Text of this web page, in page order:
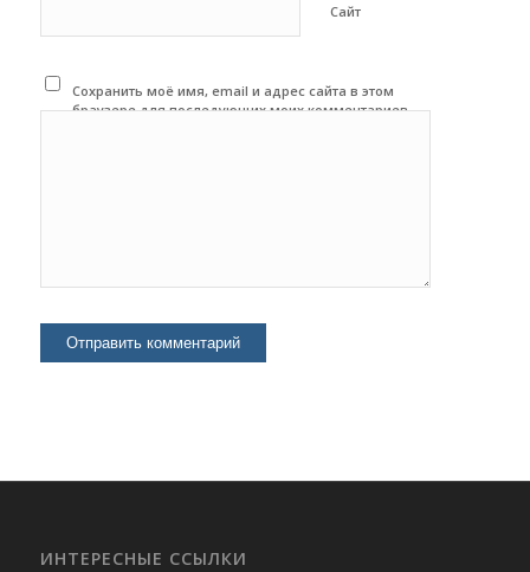
Сайт
Сохранить моё имя, email и адрес сайта в этом
браузере для последующих моих комментариев.
ИНТЕРЕСНЫЕ ССЫЛКИ